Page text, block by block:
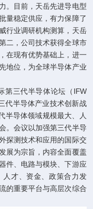
。目前，天岳先进导电型
量稳定供应，有力保障了
行业调研机构测算，天岳
二，公司技术获得全球市
在现有优势基础上，进一
地位，为全球半导体产业
三代半导体论坛（IFW
代半导体产业技术创新战
半导体领域规模最大、人
。会议以加强第三代半导
探测技术和应用的国际交
展为宗旨，内容全面覆盖
件、电路与模块、下游应
人才、资金、政策合力发
的重要平台与高层次综合